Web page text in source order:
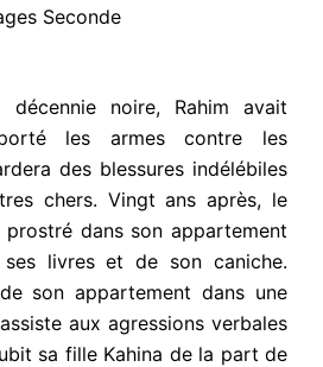
Seconde
noire, Rahim avait
porté les armes contre les
des blessures indélébiles
chers. Vingt ans après, le
dans son appartement
livres et de son caniche.
son appartement dans une
aux agressions verbales
sa fille Kahina de la part de